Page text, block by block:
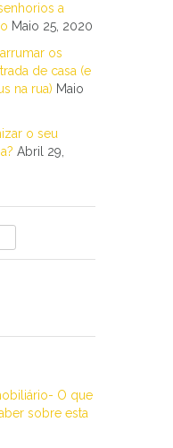
a
Maio 25, 2020
os
de casa (e
na rua) Maio
o seu
Abril 29,
O que
sobre esta